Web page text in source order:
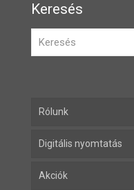
Keresés
Rólunk
Digitális nyomtatás
Akciók